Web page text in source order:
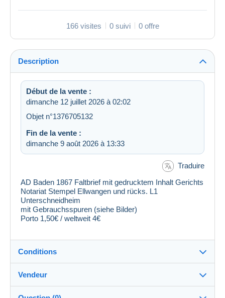
166 visites 0 suivi 0 offre
Description
Début de la vente :
dimanche 12 juillet 2026 à 02:02
Objet n°1376705132
Fin de la vente :
dimanche 9 août 2026 à 13:33
Traduire
AD Baden 1867 Faltbrief mit gedrucktem Inhalt Gerichts
Notariat Stempel Ellwangen und rücks. L1
Unterschneidheim
mit Gebrauchsspuren (siehe Bilder)
Porto 1,50€ / weltweit 4€
Conditions
Destination :
Voir la liste des pays
Vendeur